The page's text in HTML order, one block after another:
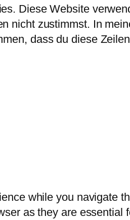
Diese Website
nicht zustimmst. In
dass du diese
while you navigate
as they are